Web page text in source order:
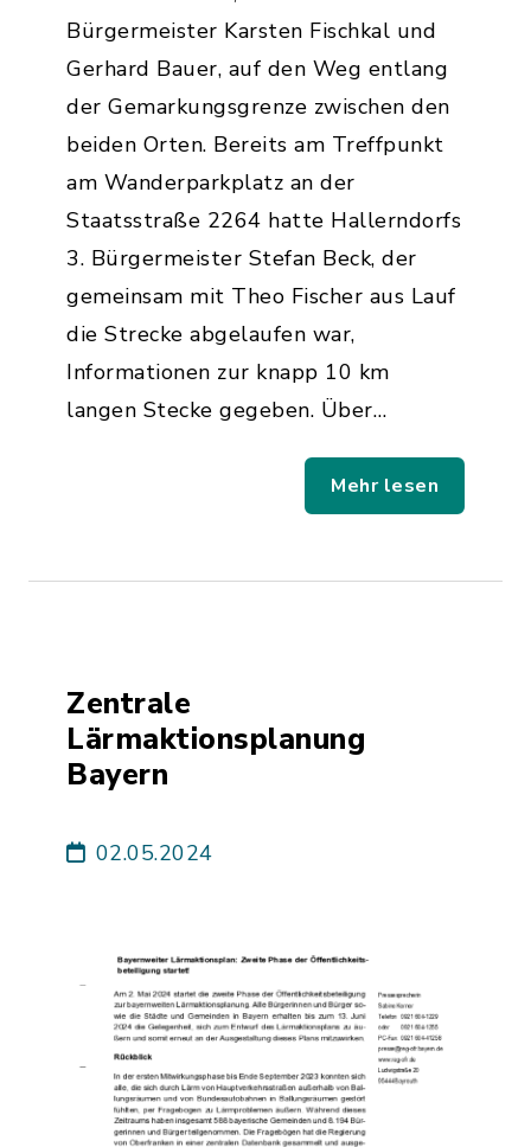
Bürgermeister Karsten Fischkal und
Gerhard Bauer, auf den Weg entlang
der Gemarkungsgrenze zwischen den
beiden Orten. Bereits am Treffpunkt
am Wanderparkplatz an der
Staatsstraße 2264 hatte Hallerndorfs
3. Bürgermeister Stefan Beck, der
gemeinsam mit Theo Fischer aus Lauf
die Strecke abgelaufen war,
Informationen zur knapp 10 km
langen Stecke gegeben. Über…
Mehr lesen
Zentrale
Lärmaktionsplanung
Bayern
02.05.2024